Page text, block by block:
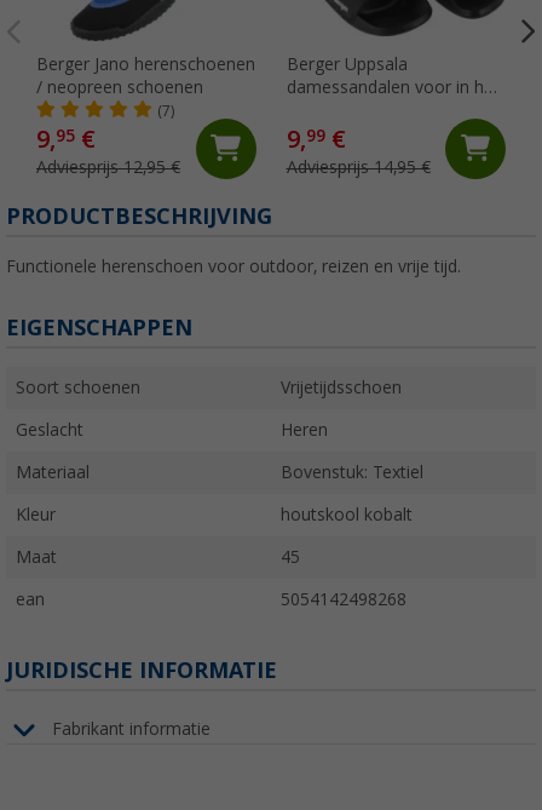
Berger Jano herenschoenen
/ neopreen schoenen
(7)
9,95 €
Adviesprijs 12,95 €
Berger Uppsala
damessandalen voor in het
9,99€
Adviesprijs 14,95 €
PRODUCTBESCHRIJVING
Functionele herenschoen voor outdoor, reizen en vrije tijd.
EIGENSCHAPPEN
Soort schoenen Vrijetijdsschoen
Geslacht Heren
Materiaal Bovenstuk: Textiel
Kleur houtskool kobalt
Maat 45
ean 5054142498268
JURIDISCHE INFORMATIE
Fabrikant informatie